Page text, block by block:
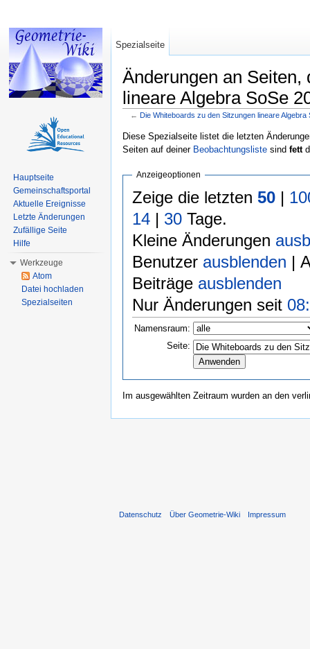
Änderungen an Seiten,
lineare Algebra SoSe
← Die Whiteboards zu den Sitzungen lineare Algebra
Diese Spezialseite listet die letzten
Seiten auf deiner Beobachtungsliste sind fett
Anzeigeoptionen
Zeige die letzten 50|
14| 30Tage.
Kleine Änderungen
Benutzer ausblenden |
Beiträge ausblenden
Nur Änderungen seit
Namensraum:
Seite:
Im ausgewählten Zeitraum wurden an den
Spezialseite
Hauptseite
Gemeinschaftsportal
Aktuelle Ereignisse
Letzte Änderungen
Zufällige Seite
Hilfe
Werkzeuge
Atom
Datei hochladen
Spezialseiten
Datenschutz Über Geometrie-Wiki Impressum